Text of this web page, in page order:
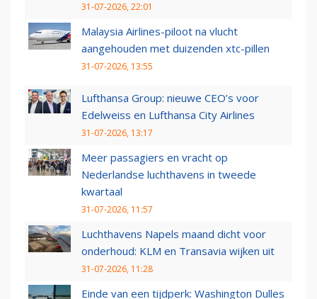
31-07-2026, 22:01
Malaysia Airlines-piloot na vlucht
aangehouden met duizenden xtc-pillen
31-07-2026, 13:55
Lufthansa Group: nieuwe CEO’s voor
Edelweiss en Lufthansa City Airlines
31-07-2026, 13:17
Meer passagiers en vracht op
Nederlandse luchthavens in tweede
kwartaal
31-07-2026, 11:57
Luchthavens Napels maand dicht voor
onderhoud: KLM en Transavia wijken uit
31-07-2026, 11:28
Einde van een tijdperk: Washington Dulles